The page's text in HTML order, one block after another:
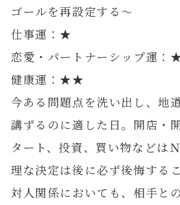
ゴールを再設定する～
仕事運：★
恋愛・パートナーシップ運
健康運：★★
今ある問題点を洗い出し、地
講ずるのに適した日。開店・
タート、投資、買い物などは
理な決定は後に必ず後悔する
対人関係においても、相手と